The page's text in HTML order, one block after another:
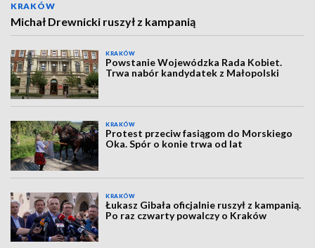
KRAKÓW
Michał Drewnicki ruszył z kampanią
KRAKÓW
Powstanie Wojewódzka Rada Kobiet.
Trwa nabór kandydatek z Małopolski
KRAKÓW
Protest przeciw fasiągom do Morskiego
Oka. Spór o konie trwa od lat
KRAKÓW
Łukasz Gibała oficjalnie ruszył z kampanią.
Po raz czwarty powalczy o Kraków